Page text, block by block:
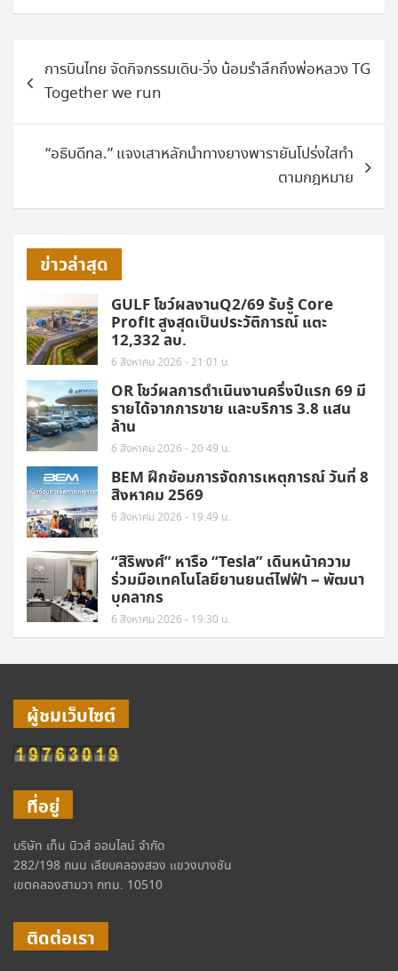
แนะแนว
เรื่องการบินไทย จัดกิจกรรมเดิน-วิ่ง น้อมรำลึกถึงพ่อหลวง TG
Together we run
“อธิบดีทล.” แจงเสาหลักนำทางยางพารายันโปร่งใสทำ
ตามกฎหมาย
ข่าวล่าสุด
GULF โชว์ผลงานQ2/69 รับรู้ Core
Profit สูงสุดเป็นประวัติการณ์ แตะ
12,332 ลบ.
6 สิงหาคม 2026 - 21:01 น.
OR โชว์ผลการดำเนินงานครึ่งปีแรก 69 มี
รายได้จากการขาย และบริการ 3.8 แสน
ล้าน
6 สิงหาคม 2026 - 20:49 น.
BEM ฝึกซ้อมการจัดการเหตุการณ์ วันที่ 8
สิงหาคม 2569
6 สิงหาคม 2026 - 19:49 น.
“สิริพงศ์” หารือ “Tesla” เดินหน้าความ
ร่วมมือเทคโนโลยียานยนต์ไฟฟ้า – พัฒนา
บุคลากร
6 สิงหาคม 2026 - 19:30 น.
ผู้ชมเว็บไซต์
ที่อยู่
บริษัท เท็น นิวส์ ออนไลน์ จำกัด
282/198 ถนน เลียบคลองสอง แขวงบางชัน
เขตคลองสามวา กทม. 10510
ติดต่อเรา